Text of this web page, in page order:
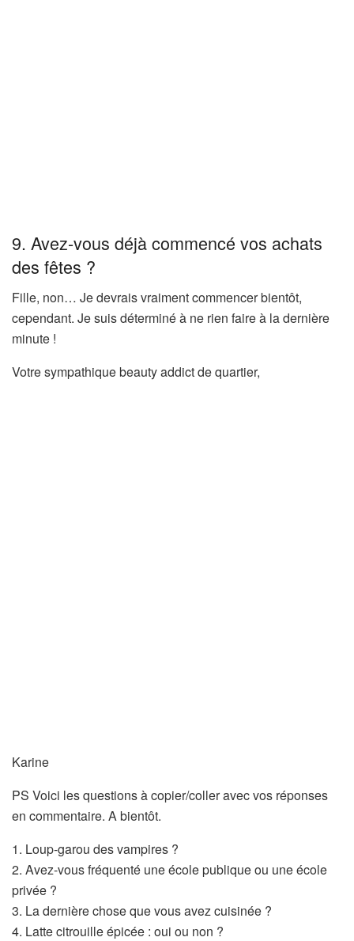
9. Avez-vous déjà commencé vos achats
des fêtes ?
Fille, non… Je devrais vraiment commencer bientôt,
cependant. Je suis déterminé à ne rien faire à la dernière
minute !
Votre sympathique beauty addict de quartier,
Karine
PS Voici les questions à copier/coller avec vos réponses
en commentaire. A bientôt.
1. Loup-garou des vampires ?
2. Avez-vous fréquenté une école publique ou une école
privée ?
3. La dernière chose que vous avez cuisinée ?
4. Latte citrouille épicée : oui ou non ?